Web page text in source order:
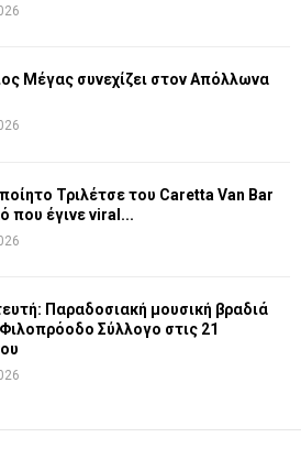
Μέγας συνεχίζει στον Απόλλωνα
Τριλέτσε του Caretta Van Bar
που έγινε viral...
Παραδοσιακή μουσική βραδιά
Σύλλογο στις 21